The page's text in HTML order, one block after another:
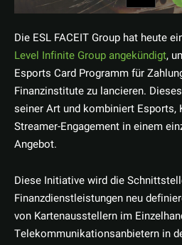
Die ESL FACEIT Group hat heute
Level Infinite Group angekündigt,
Esports Card Programm für
Finanzinstitute zu lancieren.
seiner Art und kombiniert Esports,
Streamer-Engagement in einem
Angebot.
Diese Initiative wird die
Finanzdienstleistungen neu
von Kartenausstellern im
Telekommunikationsanbietern in